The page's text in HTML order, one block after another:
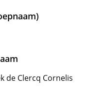
de Clercq Cornelis